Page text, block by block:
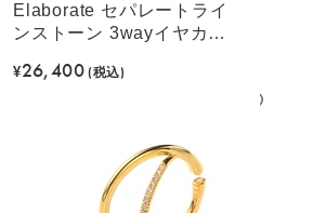
Elaborate セパレートライ
ンストーン 3wayイヤカフ
¥26,400(税込)